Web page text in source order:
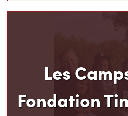
Fondation